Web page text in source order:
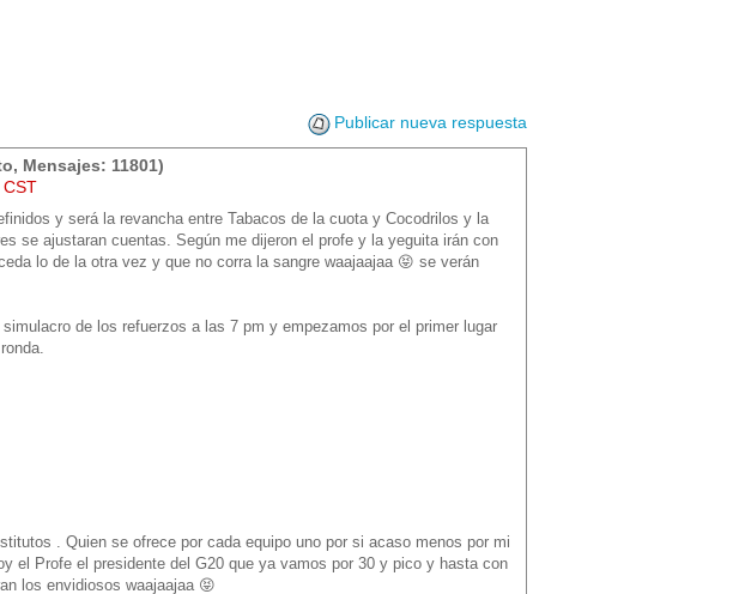
Publicar nueva respuesta
Mensajes: 11801)
y será la revancha entre Tabacos de la cuota y Cocodrilos y la
se ajustaran cuentas. Según me dijeron el profe y la yeguita irán con
lo de la otra vez y que no corra la sangre waajaajaa 😝 se verán
de los refuerzos a las 7 pm y empezamos por el primer lugar
. Quien se ofrece por cada equipo uno por si acaso menos por mi
el Profe el presidente del G20 que ya vamos por 30 y pico y hasta con
los envidiosos waajaajaa 😝